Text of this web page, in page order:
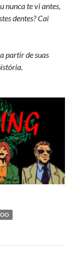
nunca te vi antes,
dentes? Cai
partir de suas